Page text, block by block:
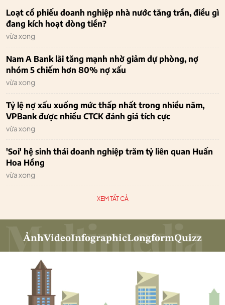
Loạt cổ phiếu doanh nghiệp nhà nước tăng trần, điều gì
đang kích hoạt dòng tiền?
vừa xong
Nam A Bank lãi tăng mạnh nhờ giảm dự phòng, nợ
nhóm 5 chiếm hơn 80% nợ xấu
vừa xong
Tỷ lệ nợ xấu xuống mức thấp nhất trong nhiều năm,
VPBank được nhiều CTCK đánh giá tích cực
vừa xong
'Soi' hệ sinh thái doanh nghiệp trăm tỷ liên quan Huấn
Hoa Hồng
vừa xong
XEM TẤT CẢ
ẢnhVideoInfographicLongformQuizz